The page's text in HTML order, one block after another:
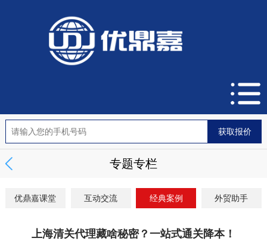
专题专栏
优鼎嘉课堂 互动交流 经典案例 外贸助手
上海清关代理藏啥秘密？一站式通关降本！